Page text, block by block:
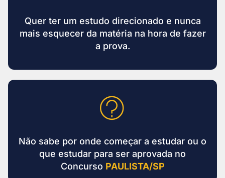
Quer ter um estudo direcionado e nunca
mais esquecer da matéria na hora de fazer
a prova.
Não sabe por onde começar a estudar ou o
que estudar para ser aprovada no
Concurso PAULISTA/SP